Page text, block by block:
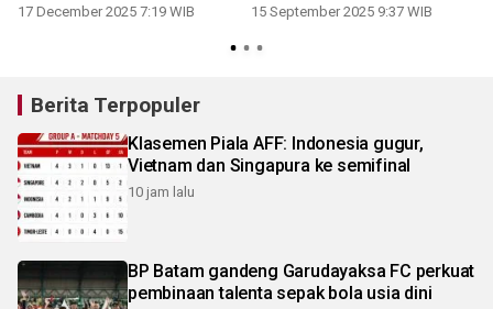
17 December 2025 7:19 WIB 15 September 2025 9:37 WIB
Berita Terpopuler
Klasemen Piala AFF: Indonesia gugur,
Vietnam dan Singapura ke semifinal
10 jam lalu
BP Batam gandeng Garudayaksa FC perkuat
pembinaan talenta sepak bola usia dini